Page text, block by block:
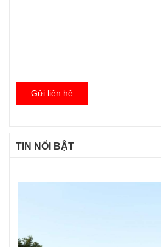
Gửi liên hệ
TIN NỔI BẬT